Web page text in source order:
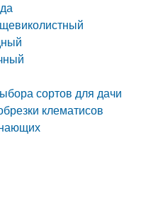
сортов для дачи
клематисов